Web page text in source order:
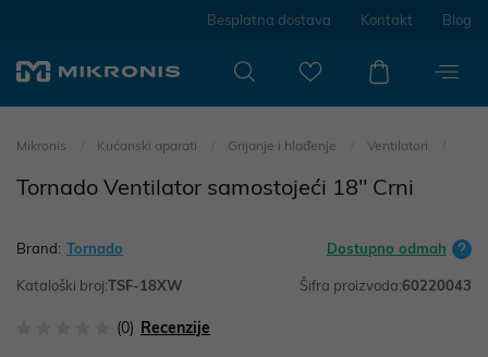
Besplatna dostava Kontakt Blog
Mikronis Kućanski aparati Grijanje i hlađenje Ventilatori
Tornado Ventilator samostojeći 18" Crni
Brand: Tornado Dostupno odmah
Kataloški broj:TSF-18XW Šifra proizvoda:60220043
(0) Recenzije